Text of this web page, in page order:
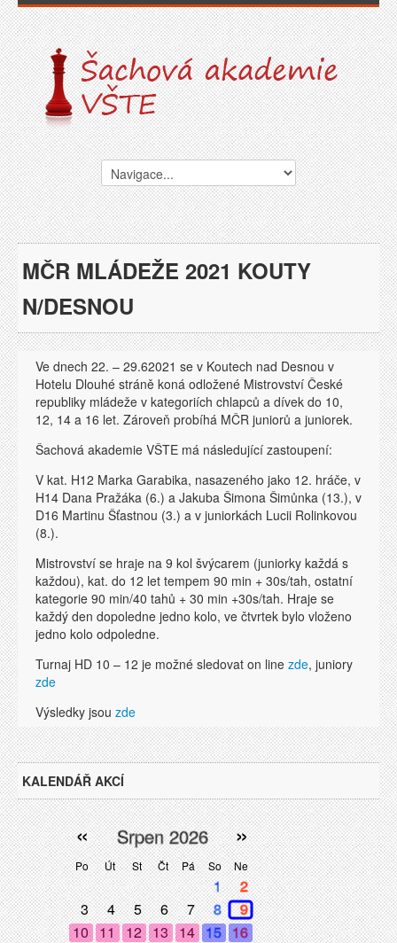
MČR MLÁDEŽE 2021 KOUTY
N/DESNOU
Ve dnech 22. – 29.62021 se v Koutech nad Desnou v
Hotelu Dlouhé stráně koná odložené Mistrovství České
republiky mládeže v kategoriích chlapců a dívek do 10,
12, 14 a 16 let. Zároveň probíhá MČR juniorů a juniorek.
Šachová akademie VŠTE má následující zastoupení:
V kat. H12 Marka Garabika, nasazeného jako 12. hráče, v
H14 Dana Pražáka (6.) a Jakuba Šimona Šimůnka (13.), v
D16 Martinu Šťastnou (3.) a v juniorkách Lucii Rolinkovou
(8.).
Mistrovství se hraje na 9 kol švýcarem (juniorky každá s
každou), kat. do 12 let tempem 90 min + 30s/tah, ostatní
kategorie 90 min/40 tahů + 30 min +30s/tah. Hraje se
každý den dopoledne jedno kolo, ve čtvrtek bylo vloženo
jedno kolo odpoledne.
Turnaj HD 10 – 12 je možné sledovat on line zde, juniory
zde
Výsledky jsou zde
KALENDÁŘ AKCÍ
Po Út St Čt Pá So Ne
« »
Srpen 2026
1
2
3
4 5 6 7 8
9
10 11 12 13 14 15 16